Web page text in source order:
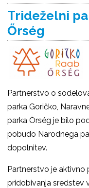
Trideželni
Őrség
Partnerstvo o
parka Goričko,
parka Örség je bilo
pobudo Narodnega
dopolnitev.
Partnerstvo je
pridobivanja sredstev